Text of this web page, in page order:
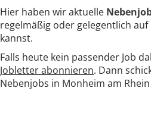
Hier haben wir aktuelle
regelmäßig oder gelegentlich
kannst.
Falls heute kein passender Job
Jobletter abonnieren. Dann
Nebenjobs in Monheim am